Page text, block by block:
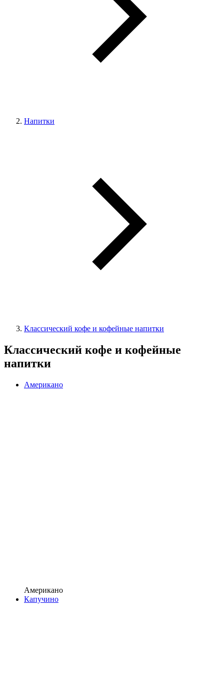
Напитки
Классический кофе и кофейные напитки
Классический кофе и кофейные
напитки
Американо
Американо
Капучино